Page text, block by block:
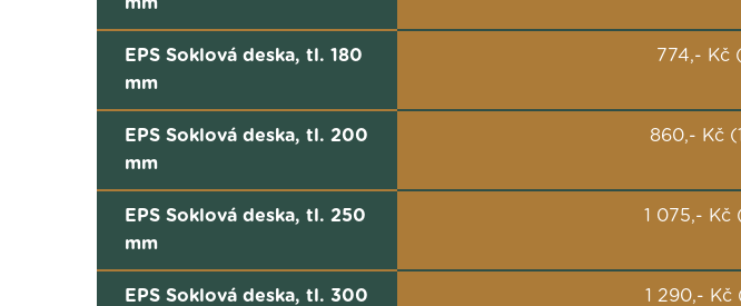
EPS Soklová deska, tl. 180
mm
774,- Kč
EPS Soklová deska, tl. 200
mm
860,- Kč
EPS Soklová deska, tl. 250
mm
1 075,- Kč
EPS Soklová deska, tl. 300
1 290,- Kč